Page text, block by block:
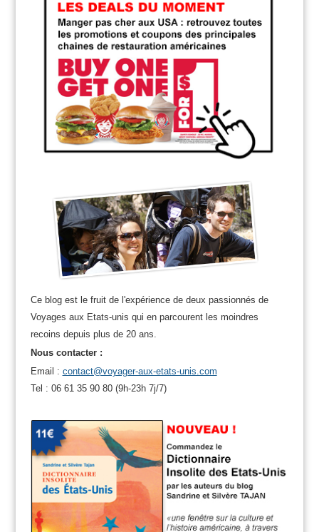
Ce blog est le fruit de l'expérience de deux passionnés de
Voyages aux Etats-unis qui en parcourent les moindres
recoins depuis plus de 20 ans.
Nous contacter :
Email : contact@voyager-aux-etats-unis.com
Tel : 06 61 35 90 80 (9h-23h 7j/7)